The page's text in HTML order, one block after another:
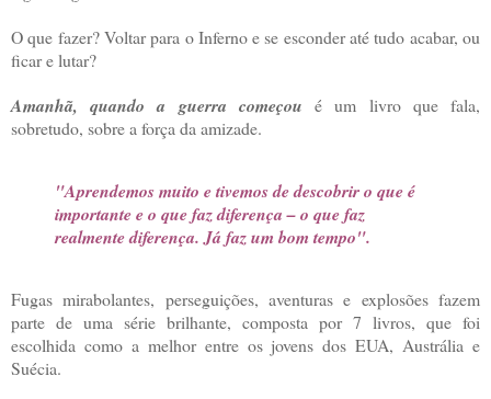
O que fazer? Voltar para o Inferno e se esconder até tudo acabar, ou
ficar e lutar?
Amanhã, quando a guerra começou é um livro que fala,
sobretudo, sobre a força da amizade.
"Aprendemos muito e tivemos de descobrir o que é
importante e o que faz diferença – o que faz
realmente diferença. Já faz um bom tempo".
Fugas mirabolantes, perseguições, aventuras e explosões fazem
parte de uma série brilhante, composta por 7 livros, que foi
escolhida como a melhor entre os jovens dos EUA, Austrália e
Suécia.